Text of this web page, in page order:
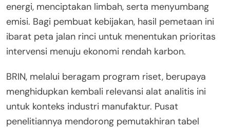
energi, menciptakan limbah, serta menyumbang
emisi. Bagi pembuat kebijakan, hasil pemetaan ini
ibarat peta jalan rinci untuk menentukan prioritas
intervensi menuju ekonomi rendah karbon.
BRIN, melalui beragam program riset, berupaya
menghidupkan kembali relevansi alat analitis ini
untuk konteks industri manufaktur. Pusat
penelitiannya mendorong pemutakhiran tabel